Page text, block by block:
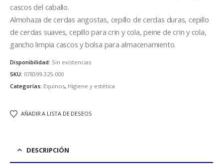
cascos del caballo.
Almohaza de cerdas angostas, cepillo de cerdas duras, cepillo
de cerdas suaves, cepillo para crin y cola, peine de crin y cola,
gancho limpia cascos y bolsa para almacenamiento.
Disponibilidad: Sin existencias
SKU: 078399-325-000
Categorías: Equinos, Higiene y estética
AÑADIR A LISTA DE DESEOS
DESCRIPCIÓN